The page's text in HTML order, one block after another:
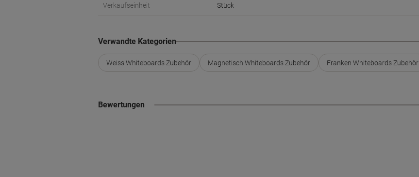
Verkaufseinheit Stück
Verwandte Kategorien
Weiss Whiteboards Zubehör Magnetisch Whiteboards Zubehör Franken Whiteboards Zubehör
Bewertungen